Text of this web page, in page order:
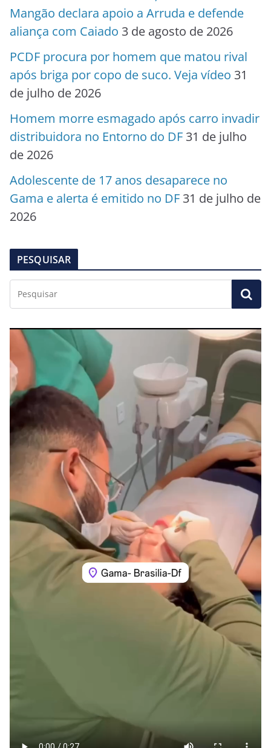
Mangão declara apoio a Arruda e defende
aliança com Caiado 3 de agosto de 2026
PCDF procura por homem que matou rival
após briga por copo de suco. Veja vídeo 31
de julho de 2026
Homem morre esmagado após carro invadir
distribuidora no Entorno do DF 31 de julho
de 2026
Adolescente de 17 anos desaparece no
Gama e alerta é emitido no DF 31 de julho de
2026
PESQUISAR